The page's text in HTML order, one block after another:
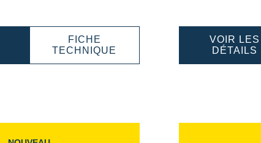
PROFESSIONAL
FICHE
TECHNIQUE
AGM
VOIR LES
DÉTAILS